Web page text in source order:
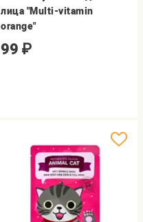
лица "Multi-vitamin
orange"
99 ₽